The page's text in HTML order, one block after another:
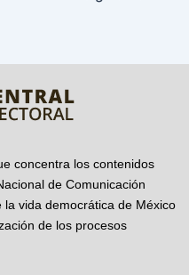
concentra los contenidos
de Comunicación
vida democrática de México
de los procesos